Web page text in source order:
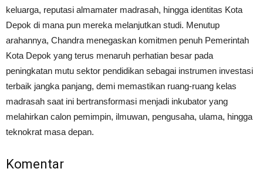
keluarga, reputasi almamater madrasah, hingga identitas Kota
Depok di mana pun mereka melanjutkan studi. Menutup
arahannya, Chandra menegaskan komitmen penuh Pemerintah
Kota Depok yang terus menaruh perhatian besar pada
peningkatan mutu sektor pendidikan sebagai instrumen investasi
terbaik jangka panjang, demi memastikan ruang-ruang kelas
madrasah saat ini bertransformasi menjadi inkubator yang
melahirkan calon pemimpin, ilmuwan, pengusaha, ulama, hingga
teknokrat masa depan.
Komentar